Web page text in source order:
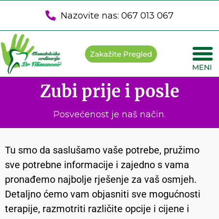
Nazovite nas: 067 013 067
Zakažite Pregled
MENI
Zubi prije i posle
Posvećenost je naš način.
Tu smo da saslušamo vaše potrebe, pružimo
sve potrebne informacije i zajedno s vama
pronađemo najbolje rješenje za vaš osmjeh.
Detaljno ćemo vam objasniti sve mogućnosti
terapije, razmotriti različite opcije i cijene i